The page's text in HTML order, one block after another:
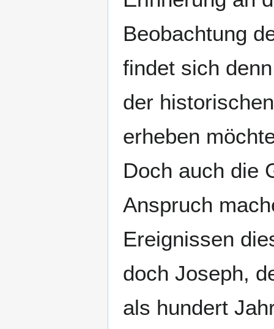
Beobachtung
findet sich
der
erheben
Doch auch die
Anspruch
Ereignissen
doch Joseph,
als hundert